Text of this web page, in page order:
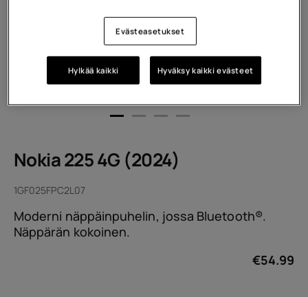
Nokia 225 4G (2024)
1GF025FPC2L07
Moderni näppäinpuhelin, jossa Bluetooth®.
Näppärän kokoinen.
€54.99
Evästeasetukset
Hylkää kaikki Hyväksy kaikki evästeet